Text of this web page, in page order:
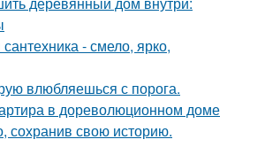
- смело, ярко,
влюбляешься с порога.
в дореволюционном доме
сохранив свою историю.